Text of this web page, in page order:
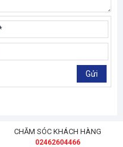
Gửi
CHĂM SÓC KHÁCH HÀNG
02462604466